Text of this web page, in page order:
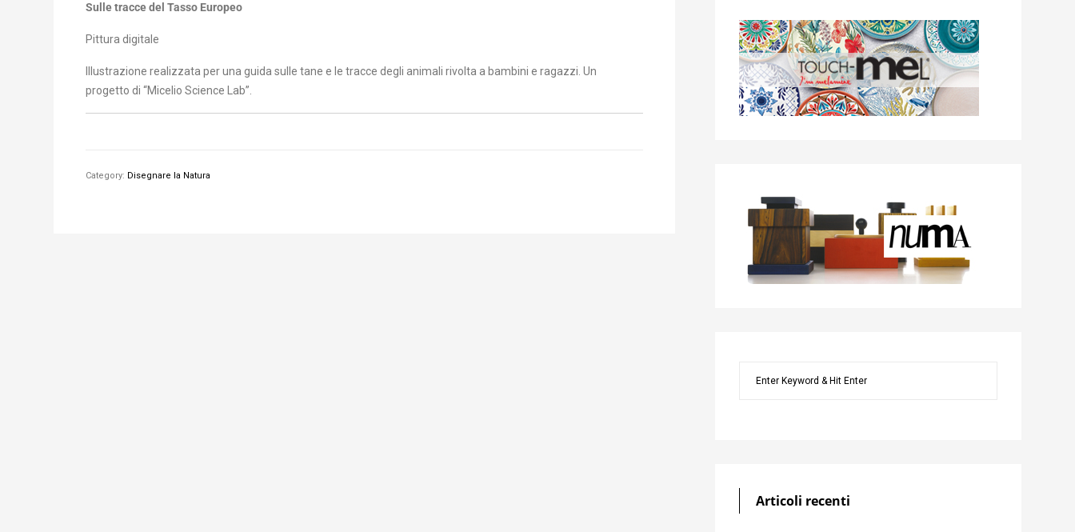
Sulle tracce del Tasso Europeo
Pittura digitale
Illustrazione realizzata per una guida sulle tane e le tracce degli animali rivolta a bambini e ragazzi. Un
progetto di “Micelio Science Lab”.
Category: Disegnare la Natura
Articoli recenti